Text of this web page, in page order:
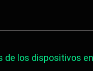
de los dispositivos